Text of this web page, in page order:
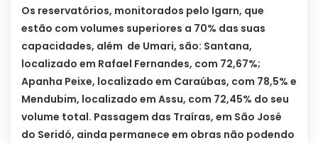
Os reservatórios, monitorados pelo Igarn, que
estão com volumes superiores a 70% das suas
capacidades, além de Umari, são: Santana,
localizado em Rafael Fernandes, com 72,67%;
Apanha Peixe, localizado em Caraúbas, com 78,5% e
Mendubim, localizado em Assu, com 72,45% do seu
volume total. Passagem das Traíras, em São José
do Seridó, ainda permanece em obras não podendo